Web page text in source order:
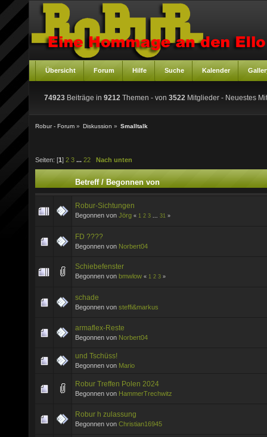
Übersicht Forum Hilfe Suche Kalender
74923 Beiträge in 9212 Themen - von 3522 Mitglieder - Neuestes
Robur - Forum » Diskussion » Smalltalk
Seiten: [1 ] 2 3 ... 22 Nach unten
Betreff/Begonnen von
Robur-Sichtungen
Begonnen von Jörg « 1 2 3 31 »
FD ????
Begonnen von Norbert04
Schiebefenster
Begonnen von bmwlow « 1 2 3 »
schade
Begonnen von steffi&markus
armaflex-Reste
Begonnen von Norbert04
und Tschüss!
Begonnen von Mario
Robur Treffen Polen 2024
Begonnen von HammerTrechwitz
Robur h zulassung
Begonnen von Christian16945